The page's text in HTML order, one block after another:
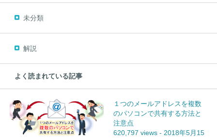
未分類
解説
よく読まれている記事
１つのメールアドレスを複数
のパソコンで共有する方法と
注意点
620,797 views - 2018年5月15